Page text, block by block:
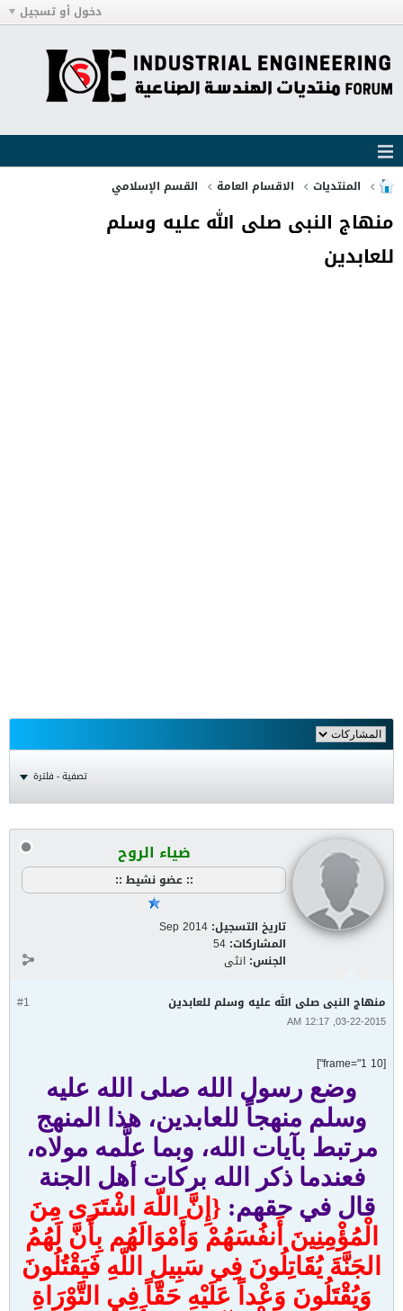
دخول أو تسجيل
المنتديات الاقسام العامة القسم الإسلامي
منهاج النبى صلى الله عليه وسلم
للعابدين
تصفية - فلترة
ضياء الروح
:: عضو نشيط ::
تاريخ التسجيل: Sep 2014
المشاركات: 54
الجنس: انثى
#1 منهاج النبى صلى الله عليه وسلم للعابدين
03-22-2015, 12:17 AM
[frame="1 10"]
وضع رسول الله صلى الله عليه
وسلم منهجاً للعابدين، هذا المنهج
مرتبط بآيات الله، وبما علَّمه مولاه،
فعندما ذكر الله بركات أهل الجنة
قال في حقهم:{إِنَّ اللّهَ اشْتَرَى مِنَ
الْمُؤْمِنِينَ أَنفُسَهُمْ وَأَمْوَالَهُم بِأَنَّ لَهُمُ
الجَنَّةَ يُقَاتِلُونَ فِي سَبِيلِ اللّهِ فَيَقْتُلُونَ
وَيُقْتَلُونَ وَعْداً عَلَيْهِ حَقّاً فِي التَّوْرَاةِ